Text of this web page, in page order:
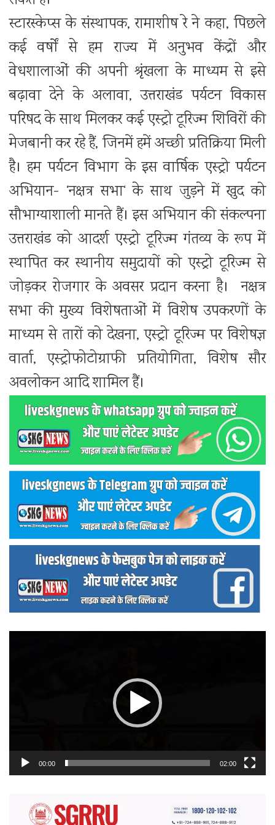
स्टारस्केप्स के संस्थापक, रामाशीष रे ने कहा, पिछले
कई वर्षों से हम राज्य में अनुभव केंद्रों और
वेधशालाओं की अपनी श्रृंखला के माध्यम से इसे
बढ़ावा देने के अलावा, उत्तराखंड पर्यटन विकास
परिषद के साथ मिलकर कई एस्ट्रो टूरिज्म शिविरों की
मेजबानी कर रहे हैं, जिनमें हमें अच्छी प्रतिक्रिया मिली
है। हम पर्यटन विभाग के इस वार्षिक एस्ट्रो पर्यटन
अभियान- ‘नक्षत्र सभा‘ के साथ जुड़ने में खुद को
सौभाग्याशाली मानते हैं। इस अभियान की संकल्पना
उत्तराखंड को आदर्श एस्ट्रो टूरिज्म गंतव्य के रूप में
स्थापित कर स्थानीय समुदायों को एस्ट्रो टूरिज्म से
जोड़कर रोजगार के अवसर प्रदान करना है। नक्षत्र
सभा की मुख्य विशेषताओं में विशेष उपकरणों के
माध्यम से तारों को देखना, एस्ट्रो टूरिज्म पर विशेषज्ञ
वार्ता, एस्ट्रोफोटोग्राफी प्रतियोगिता, विशेष सौर
अवलोकन आदि शामिल हैं।
00:00 02:00